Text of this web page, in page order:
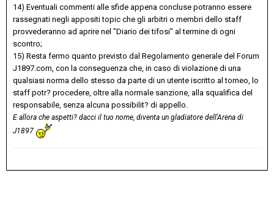
14) Eventuali commenti alle sfide appena concluse potranno essere
rassegnati negli appositi topic che gli arbitri o membri dello staff
provvederanno ad aprire nel "Diario dei tifosi" al termine di ogni
scontro;
15) Resta fermo quanto previsto dal Regolamento generale del Forum
J1897.com, con la conseguenza che, in caso di violazione di una
qualsiasi norma dello stesso da parte di un utente iscritto al torneo, lo
staff potr? procedere, oltre alla normale sanzione, alla squalifica del
responsabile, senza alcuna possibilit? di appello.
E allora che aspetti? dacci il tuo nome, diventa un gladiatore dell'Arena di
J1897